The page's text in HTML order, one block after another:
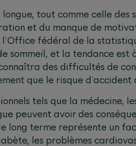
longue, tout comme celle
et du manque de
fédéral de la
sommeil, et la tendance est
des difficultés de
que le risque d’accident
tels que la médecine,
peuvent avoir des
long terme représente un
les problèmes